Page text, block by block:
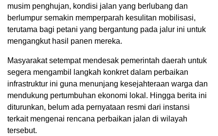
musim penghujan, kondisi jalan yang berlubang dan
berlumpur semakin memperparah kesulitan mobilisasi,
terutama bagi petani yang bergantung pada jalur ini untuk
mengangkut hasil panen mereka.
Masyarakat setempat mendesak pemerintah daerah untuk
segera mengambil langkah konkret dalam perbaikan
infrastruktur ini guna menunjang kesejahteraan warga dan
mendukung pertumbuhan ekonomi lokal. Hingga berita ini
diturunkan, belum ada pernyataan resmi dari instansi
terkait mengenai rencana perbaikan jalan di wilayah
tersebut.